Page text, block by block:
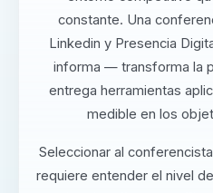
constante. Una
Linkedin y Presencia
informa — transforma la
entrega herramientas
medible en los
Seleccionar al
requiere entender el nivel